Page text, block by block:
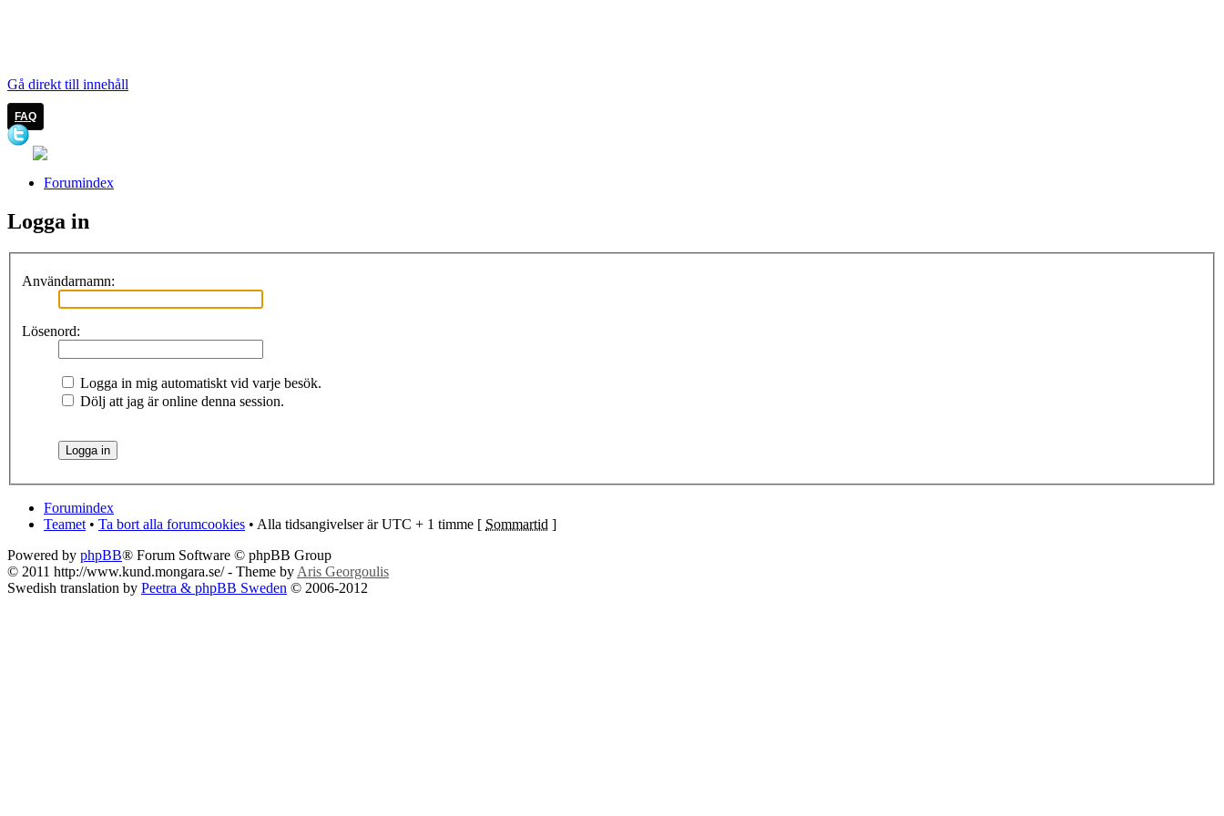
Gå direkt till innehåll
FAQ
Forumindex
Logga in
Användarnamn:
Lösenord:
Logga in mig automatiskt vid varje besök.
Dölj att jag är online denna session.
Forumindex
Teamet• Ta bort alla forumcookies • Alla tidsangivelser är UTC + 1 timme [ Sommartid ]
Powered by phpBB® Forum Software © phpBB Group
© 2011 http://www.kund.mongara.se/ - Theme byAris Georgoulis
Swedish translation by Peetra & phpBB Sweden © 2006-2012